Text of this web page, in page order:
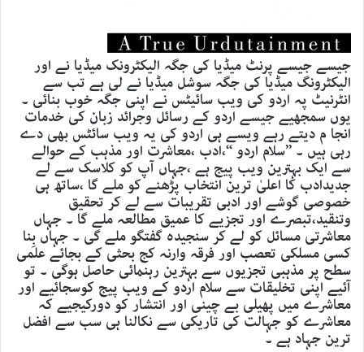
جیسے جیسے پرنٹ میڈیا کی جگہ الیکٹرونک میڈیا نے اور
الیکٹرونگ میڈیا کی جگہ سوشل میڈیا نے لی ہے تب سے
انٹرنیٹ پہ اردو کی ویب سائیٹس نے اپنی جگہ خوب بنائی ۔
یوں سمجھیے جیسے اردو کے رسائل وجرائد زبان کی خدمات
انجا م دیتے رہے ویسے ہی اردو کی یہ ویب سائٹس بھی دے
رہی ہیں ۔ ’’سلام اردو ‘‘،ادب ،معاشرت اور مذہب کے حوالے
سے ایک بہترین ویب پیج ہے ،جہاں آپ کو کلاسک سے لے
جدیدادب کا اعلیٰ ترین انتخاب پڑھنے کو ملے گا ،ساتھ ہی
خصوصی گوشے اور ادبی تقریبات سے لے کر تحقیق
وتنقید،تبصرے اور تجزیے کا عمیق مطالعہ ملے گا ۔ جہاں
معاشرتی مسائل کو لے کر سنجیدہ گفتگو ملے گی ۔ جہاں بِنا
کسی مسلکی تعصب اور فرقہ وارنہ کج بحثی کے بجائے علمی
سطح پر مذہبی تجزیوں سے بہترین رہنمائی حاصل ہوگی ۔ تو
آئیے اپنی تخلیقات سے سلام اردو کے ویب پیج کوسجائیے اور
معاشرے میں پھیلی بے چینی اور انتشار کو دورکیجیے کہ
معاشرے کو جہالت کی تاریکی سے نکالنا ہی سب سے افضل
ترین جہاد ہے ۔